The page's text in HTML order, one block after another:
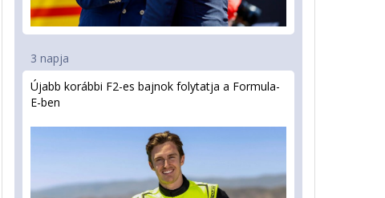
3 napja
Újabb korábbi F2-es bajnok folytatja a Formula-
E-ben